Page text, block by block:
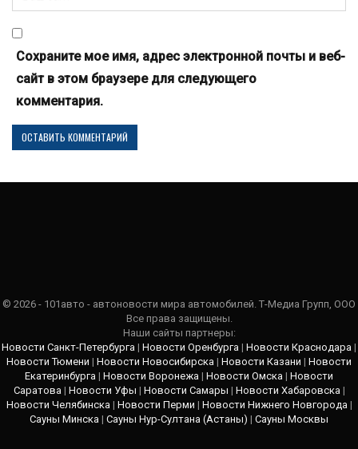
Сохраните мое имя, адрес электронной почты и веб-
сайт в этом браузере для следующего
комментария.
© 2026 - 101авто - автоновости мира автомобилей. Т-Медиа Групп, ООО
Все права защищены.
Наши сайты партнеры:
Новости Санкт-Петербурга | Новости Оренбурга | Новости Краснодара |
Новости Тюмени | Новости Новосибирска | Новости Казани | Новости
Екатеринбурга | Новости Воронежа | Новости Омска | Новости
Саратова| Новости Уфы | Новости Самары | Новости Хабаровска|
Новости Челябинска| Новости Перми | Новости Нижнего Новгорода|
Сауны Минска | Сауны Нур-Султана (Астаны) | Сауны Москвы